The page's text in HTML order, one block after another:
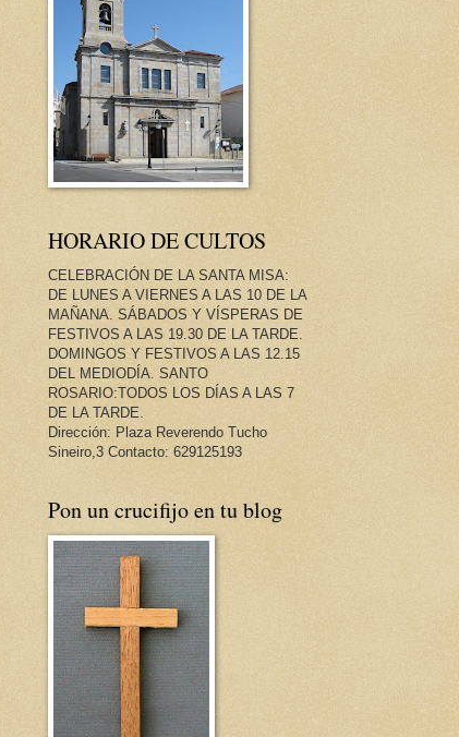
HORARIO DE CULTOS
CELEBRACIÓN DE LA SANTA MISA:
DE LUNES A VIERNES A LAS 10 DE LA
MAÑANA. SÁBADOS Y VÍSPERAS DE
FESTIVOS A LAS 19.30 DE LA TARDE.
DOMINGOS Y FESTIVOS A LAS 12.15
DEL MEDIODÍA. SANTO
ROSARIO:TODOS LOS DÍAS A LAS 7
DE LA TARDE.
Dirección: Plaza Reverendo Tucho
Sineiro,3 Contacto: 629125193
Pon un crucifijo en tu blog